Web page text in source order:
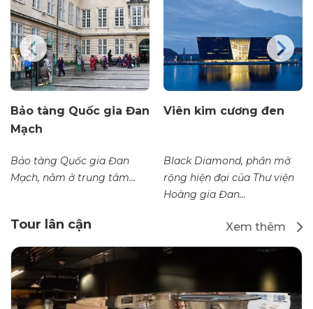
Bảo tàng Quốc gia Đan
Mạch
Bảo tàng Quốc gia Đan
Mạch, nằm ở trung tâm...
Viên kim cương đen
Black Diamond, phần mở
rộng hiện đại của Thư viện
Hoàng gia Đan...
Tour lân cận Xem thêm